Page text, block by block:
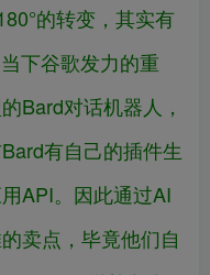
的转变，其实有
下谷歌发力的重
Bard对话机器人，
有自己的插件生
API。因此通过AI
卖点，毕竟他们自